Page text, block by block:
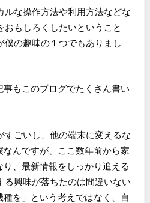
ルな操作方法や利用方法などな
おもしろくしたいということ
の趣味の１つでもありまし
もこのブログでたくさん書い
すごいし、他の端末に変えるな
んですが、ここ数年前から家
、最新情報をしっかり追える
る興味が落ちたのは間違いない
を」という考えではなく、自